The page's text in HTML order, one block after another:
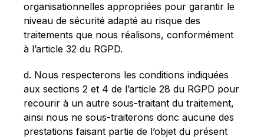
organisationnelles appropriées pour garantir le
niveau de sécurité adapté au risque des
traitements que nous réalisons, conformément
à l’article 32 du RGPD.
d. Nous respecterons les conditions indiquées
aux sections 2 et 4 de l’article 28 du RGPD pour
recourir à un autre sous-traitant du traitement,
ainsi nous ne sous-traiterons donc aucune des
prestations faisant partie de l’objet du présent